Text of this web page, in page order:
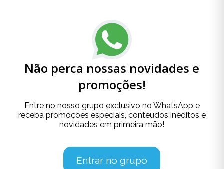
Não perca nossas novidades e
promoções!
Entre no nosso grupo exclusivo no WhatsApp e
receba promoções especiais, conteúdos inéditos e
novidades em primeira mão!
Entrar no grupo